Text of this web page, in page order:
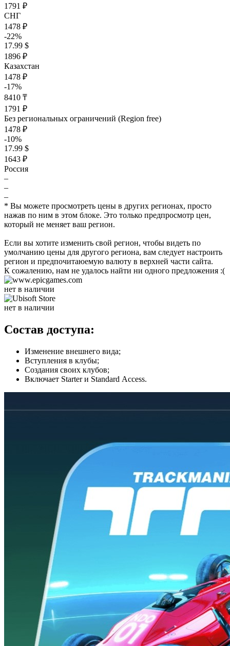
1791 ₽
СНГ
1478 ₽
-22%
17.99 $
1896 ₽
Казахстан
1478 ₽
-17%
8410 ₸
1791 ₽
Без региональных ограничений (Region free)
1478 ₽
-10%
17.99 $
1643 ₽
Россия
–
–
–
* Вы можете просмотреть цены в других регионах, просто
нажав по ним в этом блоке. Это только предпросмотр цен,
который не меняет ваш регион.
Если вы хотите изменить свой регион, чтобы видеть по
умолчанию цены для другого региона, вам следует настроить
регион и предпочитаюемую валюту в верхней части сайта.
К сожалению, нам не удалось найти ни одного предложения :(
нет в наличии
нет в наличии
Состав доступа:
Изменение внешнего вида;
Вступления в клубы;
Создания своих клубов;
Включает Starter и Standard Access.